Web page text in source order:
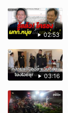
02:53
03:16